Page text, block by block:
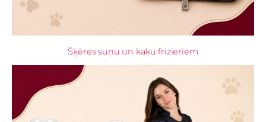
Šķēres suņu un kaķu frizieriem